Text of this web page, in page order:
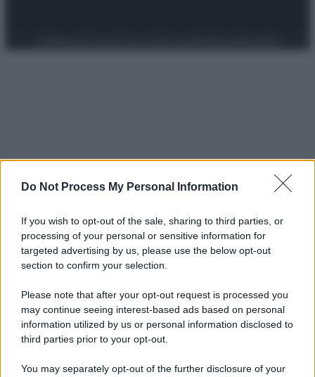
Do Not Process My Personal Information
If you wish to opt-out of the sale, sharing to third parties, or
processing of your personal or sensitive information for
targeted advertising by us, please use the below opt-out
section to confirm your selection.
Please note that after your opt-out request is processed you
may continue seeing interest-based ads based on personal
information utilized by us or personal information disclosed to
third parties prior to your opt-out.
You may separately opt-out of the further disclosure of your